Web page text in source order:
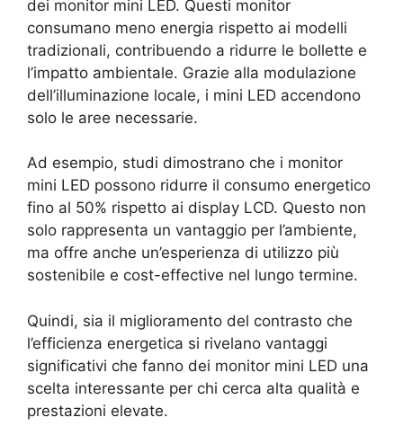
dei monitor mini LED. Questi monitor
consumano meno energia rispetto ai modelli
tradizionali, contribuendo a ridurre le bollette e
l’impatto ambientale. Grazie alla modulazione
dell’illuminazione locale, i mini LED accendono
solo le aree necessarie.
Ad esempio, studi dimostrano che i monitor
mini LED possono ridurre il consumo energetico
fino al 50% rispetto ai display LCD. Questo non
solo rappresenta un vantaggio per l’ambiente,
ma offre anche un’esperienza di utilizzo più
sostenibile e cost-effective nel lungo termine.
Quindi, sia il miglioramento del contrasto che
l’efficienza energetica si rivelano vantaggi
significativi che fanno dei monitor mini LED una
scelta interessante per chi cerca alta qualità e
prestazioni elevate.